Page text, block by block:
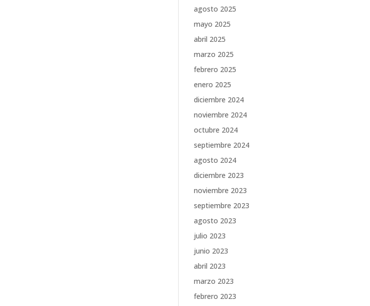
agosto 2025
mayo 2025
abril 2025
marzo 2025
febrero 2025
enero 2025
diciembre 2024
noviembre 2024
octubre 2024
septiembre 2024
agosto 2024
diciembre 2023
noviembre 2023
septiembre 2023
agosto 2023
julio 2023
junio 2023
abril 2023
marzo 2023
febrero 2023